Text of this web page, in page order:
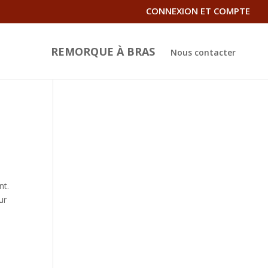
CONNEXION ET COMPTE
REMORQUE À BRAS Nous contacter